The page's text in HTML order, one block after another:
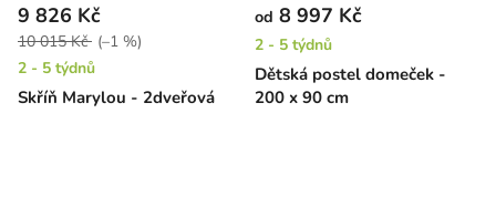
Skříň Marylou - 2dveřová
9 826 Kč
10 015 Kč (–1 %)
2 - 5 týdnů
Dětská postel domeček -
200 x 90 cm
od 8 997 Kč
2 - 5 týdnů